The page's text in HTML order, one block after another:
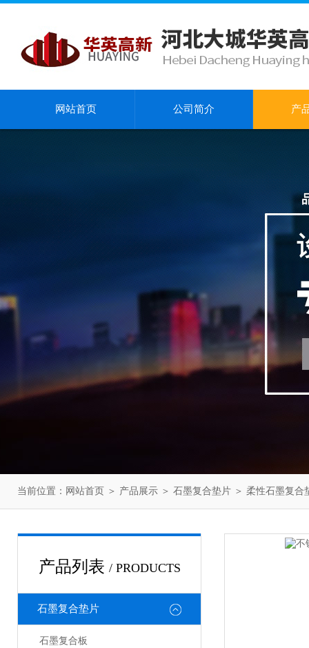
网站首页 公司简介 产
当前位置： 网站首页 ＞ 产品展示 ＞ 石墨复合垫片 ＞ 柔性石墨复合
产品列表 / PRODUCTS
石墨复合垫片
石墨复合板